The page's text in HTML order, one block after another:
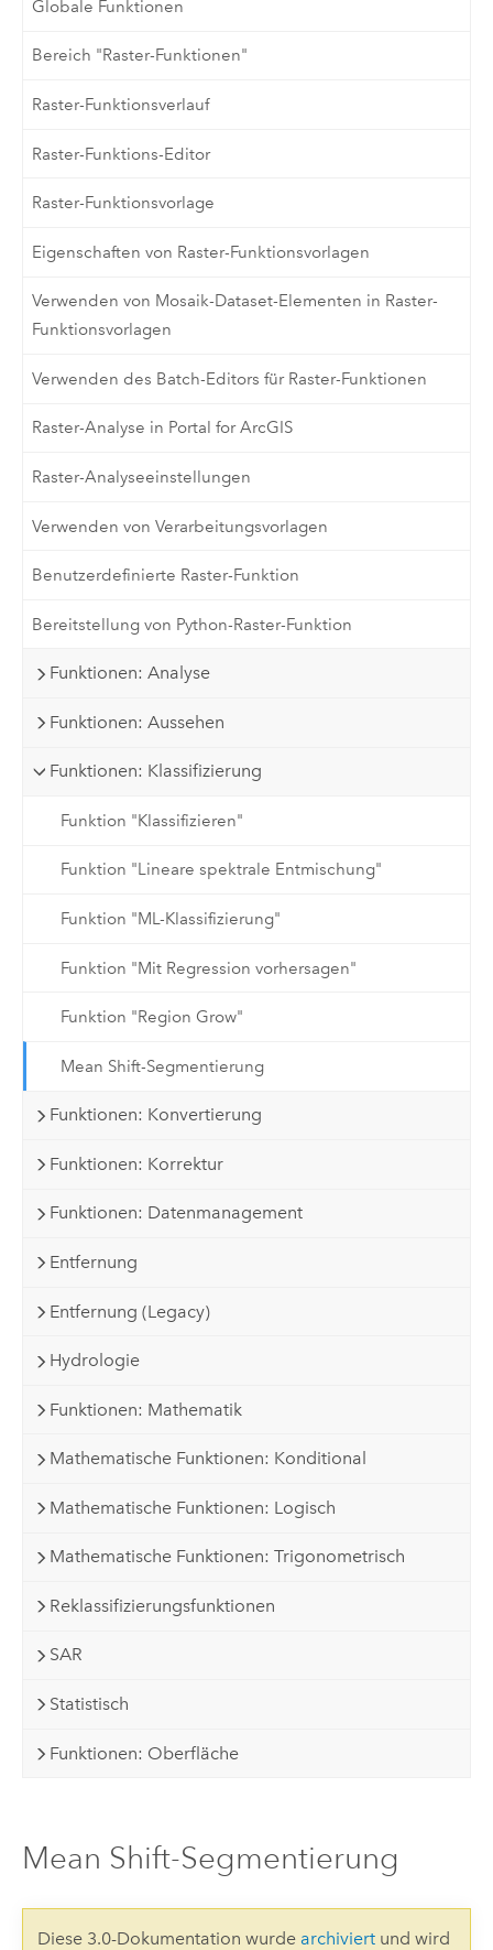
Globale Funktionen
Bereich "Raster-Funktionen"
Raster-Funktionsverlauf
Raster-Funktions-Editor
Raster-Funktionsvorlage
Eigenschaften von Raster-Funktionsvorlagen
Verwenden von Mosaik-Dataset-Elementen in Raster-
Funktionsvorlagen
Verwenden des Batch-Editors für Raster-Funktionen
Raster-Analyse in Portal for ArcGIS
Raster-Analyseeinstellungen
Verwenden von Verarbeitungsvorlagen
Benutzerdefinierte Raster-Funktion
Bereitstellung von Python-Raster-Funktion
Funktionen: Analyse
Funktionen: Aussehen
Funktionen: Klassifizierung
Funktion "Klassifizieren"
Funktion "Lineare spektrale Entmischung"
Funktion "ML-Klassifizierung"
Funktion "Mit Regression vorhersagen"
Funktion "Region Grow"
Mean Shift-Segmentierung
Funktionen: Konvertierung
Funktionen: Korrektur
Funktionen: Datenmanagement
Entfernung
Entfernung (Legacy)
Hydrologie
Funktionen: Mathematik
Mathematische Funktionen: Konditional
Mathematische Funktionen: Logisch
Mathematische Funktionen: Trigonometrisch
Reklassifizierungsfunktionen
SAR
Statistisch
Funktionen: Oberfläche
Mean Shift-Segmentierung
Diese 3.0-Dokumentation wurde archiviertund wird